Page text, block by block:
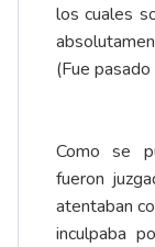
los cuales
(Fue
Como se
fueron
atentaban
inculpaba